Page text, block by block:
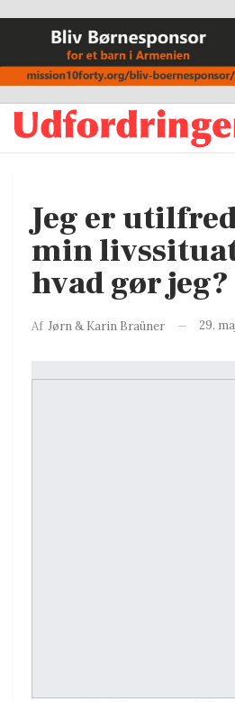
Jeg er
min
hvad gør jeg?
Af Jørn & Karin Braüner 29.